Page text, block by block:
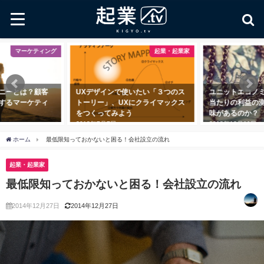
ケティング
？顧客
ケティ
起業・起業家
UXデザインで使いたい「３つのス
トーリー」、UXにクライマックス
をつくってみよう
2018年7月7日
ユニットエコノミクスと
当たりの利益の測定に一
味があるのか？
2018年10月11日
ホーム 最低限知っておかないと困る！会社設立の流れ
起業・起業家
最低限知っておかないと困る！会社設立の流れ
2014年12月27日 2014年12月27日